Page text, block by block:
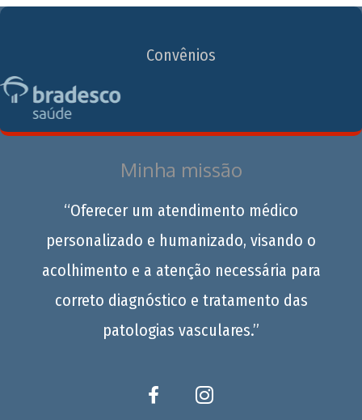
Convênios
Minha missão
“Oferecer um atendimento médico
personalizado e humanizado, visando o
acolhimento e a atenção necessária para
correto diagnóstico e tratamento das
patologias vasculares.”